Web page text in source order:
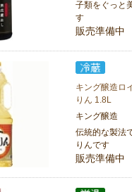
子類をぐっと
す
販売準備中
キング醸造ロ
りん 1.8L
キング醸造
伝統的な製法
りんです
販売準備中